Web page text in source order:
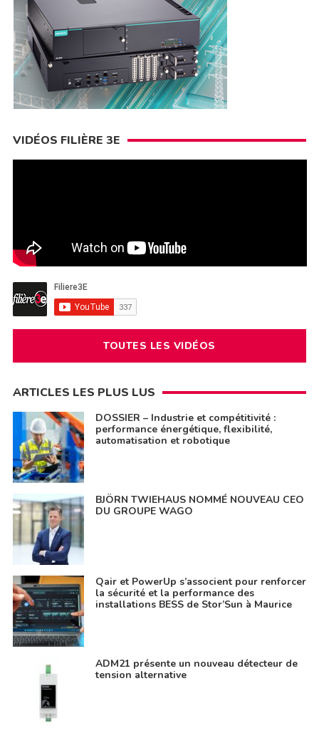
VIDÉOS FILIÈRE 3E
TOUTES LES VIDÉOS
ARTICLES LES PLUS LUS
DOSSIER – Industrie et compétitivité :
performance énergétique, flexibilité,
automatisation et robotique
BJÖRN TWIEHAUS NOMMÉ NOUVEAU CEO
DU GROUPE WAGO
Qair et PowerUp s’associent pour renforcer
la sécurité et la performance des
installations BESS de Stor’Sun à Maurice
ADM21 présente un nouveau détecteur de
tension alternative